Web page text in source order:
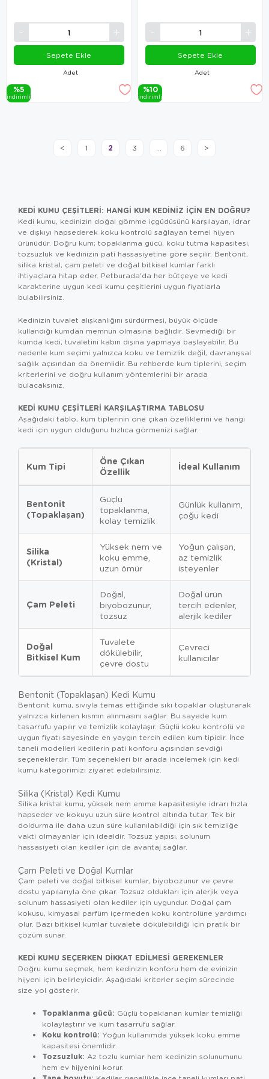
Adet
Sepete Ekle
%5
i̇ndi̇ri̇mli̇
Adet
Sepete Ekle
%10
i̇ndi̇ri̇mli̇
< 1 2 3 ... 6 >
KEDI KUMU ÇEŞITLERI: HANGI KUM KEDINIZ İÇIN EN DOĞRU?
Kedi kumu, kedinizin doğal gömme içgüdüsünü karşılayan, idrar
ve dışkıyı hapsederek koku kontrolü sağlayan temel hijyen
ürünüdür. Doğru kum; topaklanma gücü, koku tutma kapasitesi,
tozsuzluk ve kedinizin pati hassasiyetine göre seçilir. Bentonit,
silika kristal, çam peleti ve doğal bitkisel kumlar farklı
ihtiyaçlara hitap eder. Petburada'da her bütçeye ve kedi
karakterine uygun kedi kumu çeşitlerini uygun fiyatlarla
bulabilirsiniz.
Kedinizin tuvalet alışkanlığını sürdürmesi, büyük ölçüde
kullandığı kumdan memnun olmasına bağlıdır. Sevmediği bir
kumda kedi, tuvaletini kabın dışına yapmaya başlayabilir. Bu
nedenle kum seçimi yalnızca koku ve temizlik değil, davranışsal
sağlık açısından da önemlidir. Bu rehberde kum tiplerini, seçim
kriterlerini ve doğru kullanım yöntemlerini bir arada
bulacaksınız.
KEDI KUMU ÇEŞITLERI KARŞILAŞTIRMA TABLOSU
Aşağıdaki tablo, kum tiplerinin öne çıkan özelliklerini ve hangi
kedi için uygun olduğunu hızlıca görmenizi sağlar.
Kum Tipi
Öne Çıkan
Özellik
İdeal Kullanım
Bentonit
(Topaklaşan)
Güçlü
topaklanma,
kolay temizlik
Günlük kullanım,
çoğu kedi
Silika
(Kristal)
Yüksek nem ve
koku emme,
uzun ömür
Yoğun çalışan,
az temizlik
isteyenler
Çam Peleti
Doğal,
biyobozunur,
tozsuz
Doğal ürün
tercih edenler,
alerjik kediler
Doğal
Bitkisel Kum
Tuvalete
dökülebilir,
çevre dostu
Çevreci
kullanıcılar
Bentonit (Topaklaşan) Kedi Kumu
Bentonit kumu, sıvıyla temas ettiğinde sıkı topaklar oluşturarak
yalnızca kirlenen kısmın alınmasını sağlar. Bu sayede kum
tasarrufu yapılır ve temizlik kolaylaşır. Güçlü koku kontrolü ve
uygun fiyatı sayesinde en yaygın tercih edilen kum tipidir. İnce
taneli modelleri kedilerin pati konforu açısından sevdiği
seçeneklerdir. Tüm seçenekleri bir arada incelemek için kedi
kumu kategorimizi ziyaret edebilirsiniz.
Silika (Kristal) Kedi Kumu
Silika kristal kumu, yüksek nem emme kapasitesiyle idrarı hızla
hapseder ve kokuyu uzun süre kontrol altında tutar. Tek bir
doldurma ile daha uzun süre kullanılabildiği için sık temizliğe
vakti olmayanlar için idealdir. Tozsuz yapısı, solunum
hassasiyeti olan kediler için de avantaj sağlar.
Çam Peleti ve Doğal Kumlar
Çam peleti ve doğal bitkisel kumlar, biyobozunur ve çevre
dostu yapılarıyla öne çıkar. Tozsuz oldukları için alerjik veya
solunum hassasiyeti olan kediler için uygundur. Doğal çam
kokusu, kimyasal parfüm içermeden koku kontrolüne yardımcı
olur. Bazı bitkisel kumlar tuvalete dökülebildiği için pratik bir
çözüm sunar.
KEDI KUMU SEÇERKEN DIKKAT EDILMESI GEREKENLER
Doğru kumu seçmek, hem kedinizin konforu hem de evinizin
hijyeni için belirleyicidir. Aşağıdaki kriterler seçim sürecinde
size yol gösterir.
Topaklanma gücü: Güçlü topaklanan kumlar temizliği
kolaylaştırır ve kum tasarrufu sağlar.
Koku kontrolü: Yoğun kullanımda yüksek koku emme
kapasitesi önemlidir.
Tozsuzluk: Az tozlu kumlar hem kedinizin solunumunu
hem ev hijyenini korur.